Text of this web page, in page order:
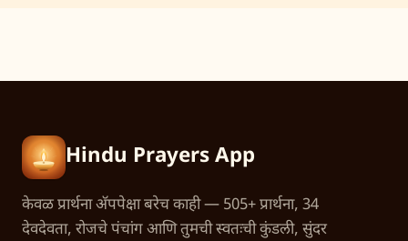
Hindu Prayers App
केवळ प्रार्थना अ‍ॅपपेक्षा बरेच काही — 505+ प्रार्थना, 34
देवदेवता, रोजचे पंचांग आणि तुमची स्वतःची कुंडली, सुंदर